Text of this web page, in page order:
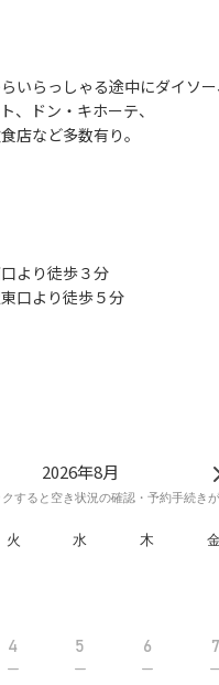
いらっしゃる途中にダイソ
、ドン・キホーテ、
店など多数有り。
も近隣に数か所有り。
より徒歩３分
口より徒歩５分
に数か所有り
の頭線下北沢駅東口よりお越
ます。
ロード側に左折、
スより入り
2026年8月
すると空き状況の確認・予約手続きが
火 水 木
4 5 6 7